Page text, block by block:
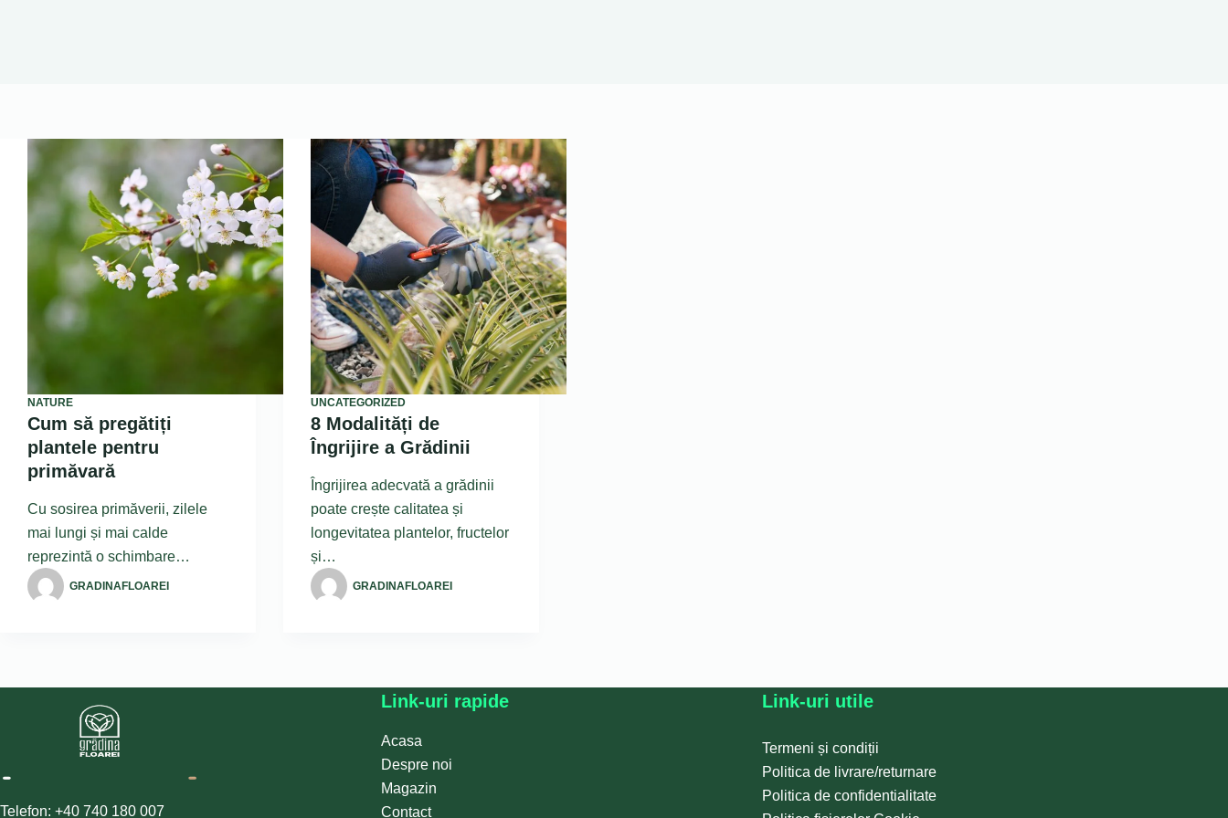
NATURE
Cum să pregătiți
plantele pentru
primăvară
Cu sosirea primăverii, zilele
mai lungi și mai calde
reprezintă o schimbare…
GRADINAFLOAREI
UNCATEGORIZED
8 Modalități de
Îngrijire a Grădinii
Îngrijirea adecvată a grădinii
poate crește calitatea și
longevitatea plantelor, fructelor
și…
GRADINAFLOAREI
Telefon: +40 740 180 007
Link-uri rapide
Acasa
Despre noi
Magazin
Contact
Link-uri utile
Termeni și condiții
Politica de livrare/returnare
Politica de confidentialitate